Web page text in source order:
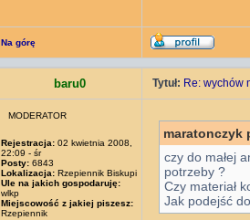
Na górę
baru0 Tytuł: Re: wychów
MODERATOR
Rejestracja: 02 kwietnia 2008,
22:09 - śr
Posty: 6843
Lokalizacja: Rzepiennik Biskupi
Ule na jakich gospodaruję:
wlkp
Miejscowość z jakiej piszesz:
Rzepiennik
maratonczyk
czy do małej
potrzeby ?
Czy materiał
Jak podejść